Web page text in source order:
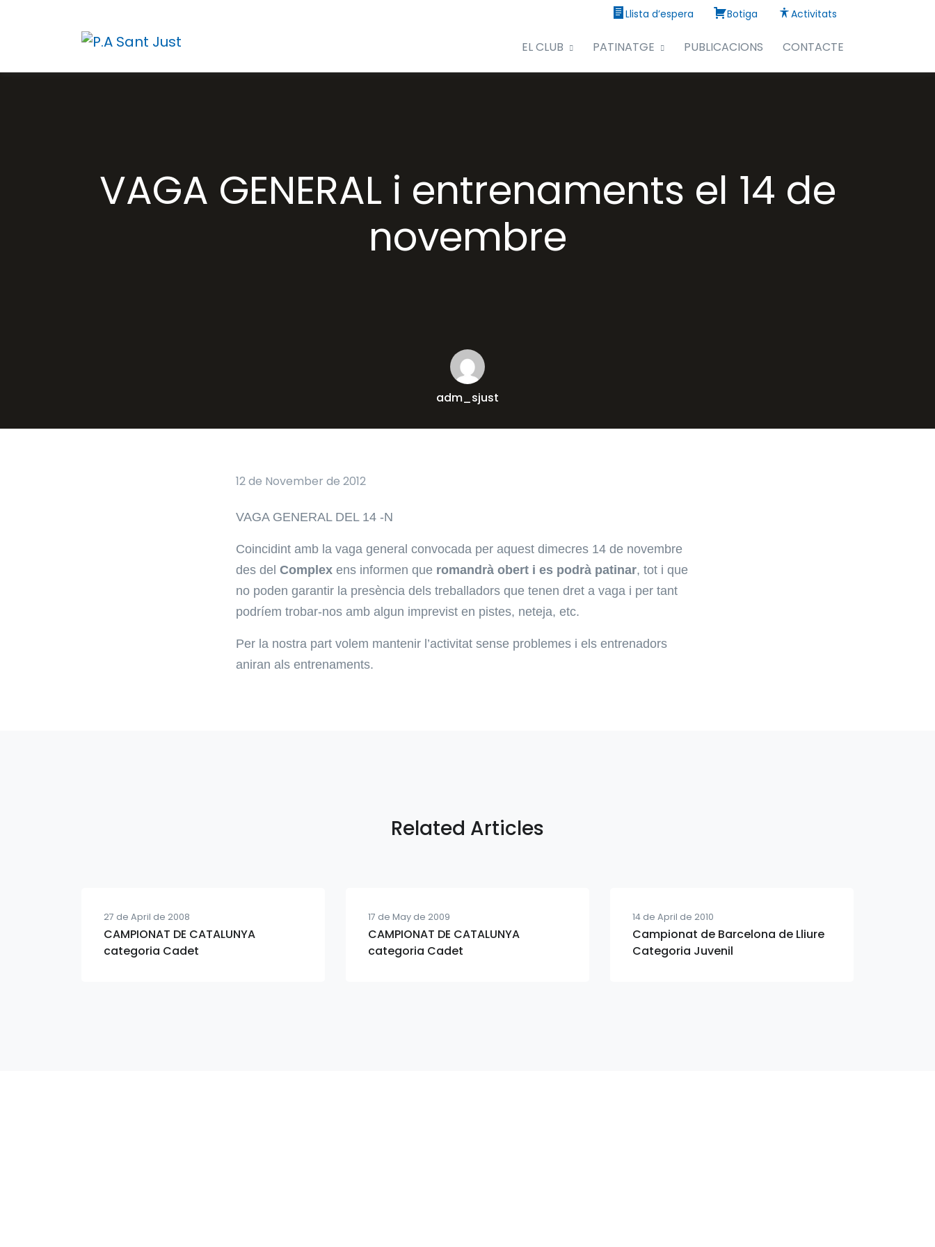
Llista d’espera Botiga Activitats
EL CLUB PATINATGE PUBLICACIONS CONTACTE
VAGA GENERAL i entrenaments el 14 de
novembre
adm_sjust
12 de November de 2012
VAGA GENERAL DEL 14 -N
Coincidint amb la vaga general convocada per aquest dimecres 14 de novembre
des del Complex ens informen que romandrà obert i es podrà patinar, tot i que
no poden garantir la presència dels treballadors que tenen dret a vaga i per tant
podríem trobar-nos amb algun imprevist en pistes, neteja, etc.
Per la nostra part volem mantenir l’activitat sense problemes i els entrenadors
aniran als entrenaments.
Related Articles
27 de April de 2008
CAMPIONAT DE CATALUNYA
categoria Cadet
17 de May de 2009
CAMPIONAT DE CATALUNYA
categoria Cadet
14 de April de 2010
Campionat de Barcelona de Lliure
Categoria Juvenil